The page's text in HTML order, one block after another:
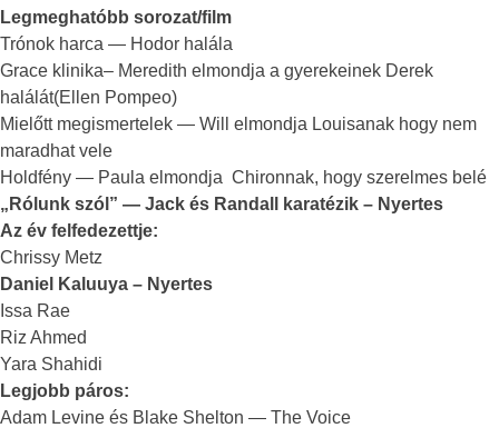
Legmeghatóbb sorozat/film
Trónok harca — Hodor halála
Grace klinika– Meredith elmondja a gyerekeinek Derek
halálát(Ellen Pompeo)
Mielőtt megismertelek — Will elmondja Louisanak hogy nem
maradhat vele
Holdfény — Paula elmondja Chironnak, hogy szerelmes belé
„Rólunk szól” — Jack és Randall karatézik – Nyertes
Az év felfedezettje:
Chrissy Metz
Daniel Kaluuya – Nyertes
Issa Rae
Riz Ahmed
Yara Shahidi
Legjobb páros:
Adam Levine és Blake Shelton — The Voice